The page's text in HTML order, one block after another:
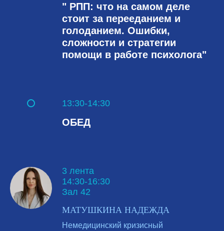
" РПП: что на самом деле
стоит за перееданием и
голоданием. Ошибки,
сложности и стратегии
помощи в работе психолога"
13:30-14:30
ОБЕД
3 лента
14:30-16:30
Зал 42
МАТУШКИНА НАДЕЖДА
Немедицинский кризисный